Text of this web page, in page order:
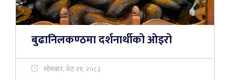
बुढानिलकण्ठमा दर्शनार्थीको ओइरो
सोमबार, जेठ ११, २०८३